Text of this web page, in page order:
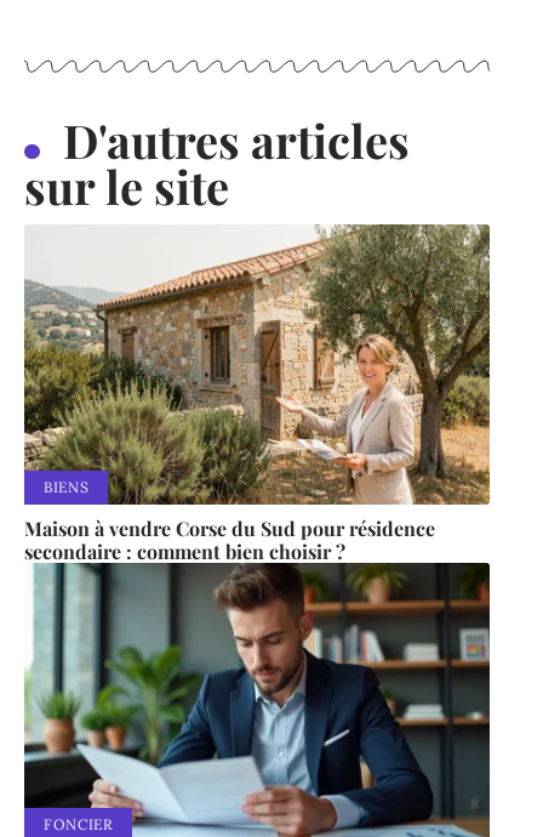
D'autres articles
sur le site
BIENS
Maison à vendre Corse du Sud pour résidence
secondaire : comment bien choisir ?
FONCIER